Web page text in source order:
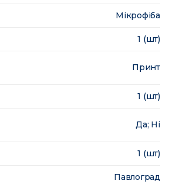
Мікрофіба
1 (шт)
Принт
1 (шт)
Да; Ні
1 (шт)
Павлоград